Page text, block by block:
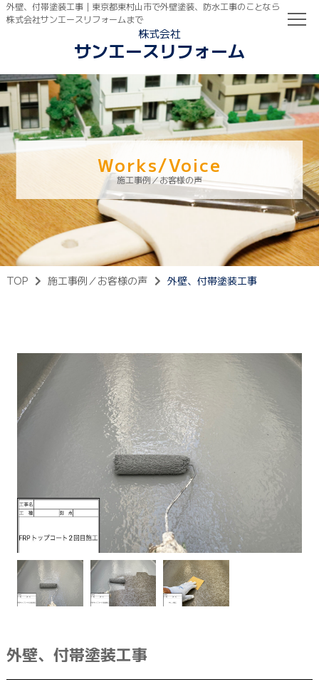
外壁、付帯塗装工事｜東京都東村山市で外壁塗装、防水工事のことなら
株式会社サンエースリフォームまで
株式会社
サンエースリフォーム
初めての方へ
ご依頼の流れ
施工事例
ニュース
正しい業者の選び方
ZOOM打ち合わせ
OPEN : 9:00〜18:00
042-398-1717
Works/Voice
施工事例／お客様の声
TOP 施工事例／お客様の声 外壁、付帯塗装工事
外壁、付帯塗装工事